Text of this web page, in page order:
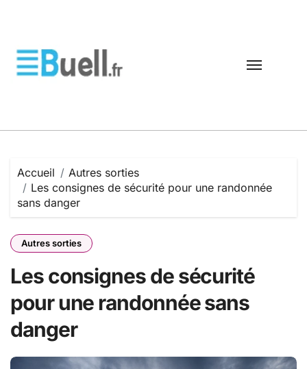
Accueil
Autres sorties
Les consignes de sécurité pour une randonnée
sans danger
Autres sorties
Les consignes de sécurité
pour une randonnée sans
danger